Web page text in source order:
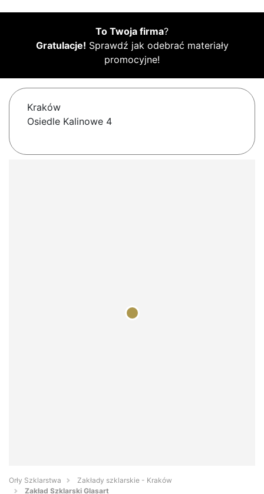
To Twoja firma?
Gratulacje! Sprawdź jak odebrać materiały
promocyjne!
Kraków
Osiedle Kalinowe 4
Orły Szklarstwa
Zakłady szklarskie - Kraków
Zakład Szklarski Glasart